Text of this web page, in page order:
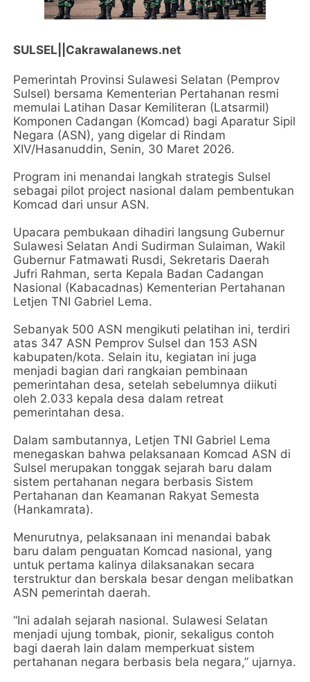
SULSEL||Cakrawalanews.net
Pemerintah Provinsi Sulawesi Selatan (Pemprov
Sulsel) bersama Kementerian Pertahanan resmi
memulai Latihan Dasar Kemiliteran (Latsarmil)
Komponen Cadangan (Komcad) bagi Aparatur Sipil
Negara (ASN), yang digelar di Rindam
XIV/Hasanuddin, Senin, 30 Maret 2026.
Program ini menandai langkah strategis Sulsel
sebagai pilot project nasional dalam pembentukan
Komcad dari unsur ASN.
Upacara pembukaan dihadiri langsung Gubernur
Sulawesi Selatan Andi Sudirman Sulaiman, Wakil
Gubernur Fatmawati Rusdi, Sekretaris Daerah
Jufri Rahman, serta Kepala Badan Cadangan
Nasional (Kabacadnas) Kementerian Pertahanan
Letjen TNI Gabriel Lema.
Sebanyak 500 ASN mengikuti pelatihan ini, terdiri
atas 347 ASN Pemprov Sulsel dan 153 ASN
kabupaten/kota. Selain itu, kegiatan ini juga
menjadi bagian dari rangkaian pembinaan
pemerintahan desa, setelah sebelumnya diikuti
oleh 2.033 kepala desa dalam retreat
pemerintahan desa.
Dalam sambutannya, Letjen TNI Gabriel Lema
menegaskan bahwa pelaksanaan Komcad ASN di
Sulsel merupakan tonggak sejarah baru dalam
sistem pertahanan negara berbasis Sistem
Pertahanan dan Keamanan Rakyat Semesta
(Hankamrata).
Menurutnya, pelaksanaan ini menandai babak
baru dalam penguatan Komcad nasional, yang
untuk pertama kalinya dilaksanakan secara
terstruktur dan berskala besar dengan melibatkan
ASN pemerintah daerah.
“Ini adalah sejarah nasional. Sulawesi Selatan
menjadi ujung tombak, pionir, sekaligus contoh
bagi daerah lain dalam memperkuat sistem
pertahanan negara berbasis bela negara,” ujarnya.